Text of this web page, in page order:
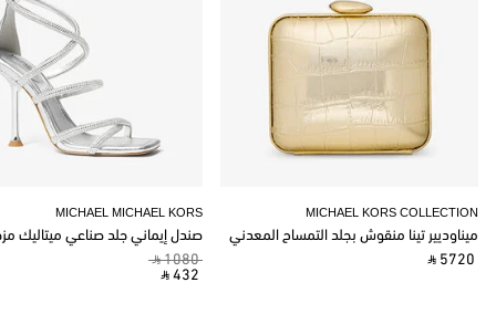
MICHAEL MICHAEL KORS
صندل إيماني جلد صناعي ميتاليك
‎ ⃁ 1080 ‎
‎ ⃁ 432 ‎
MICHAEL KORS COLLECTION
ميناوديير تينا منقوش بجلد التمساح المعدني
‎ ⃁ 5720 ‎